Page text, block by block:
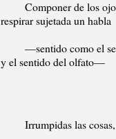
Componer de los
respirar sujetada un habla
—sentido como el
y el sentido del olfato—
Irrumpidas las cosas,